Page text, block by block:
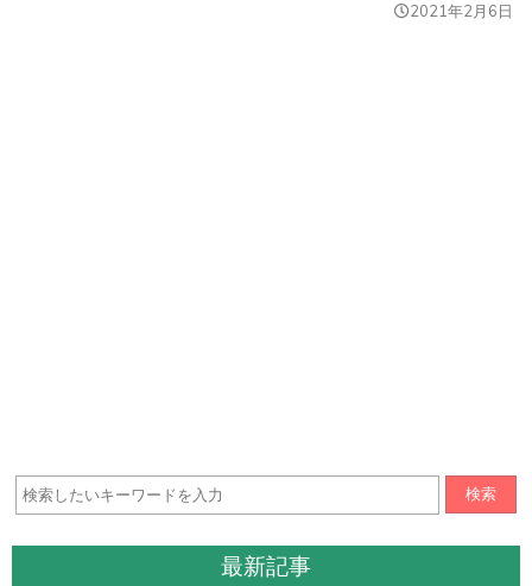
2021年2月6日
検索
最新記事